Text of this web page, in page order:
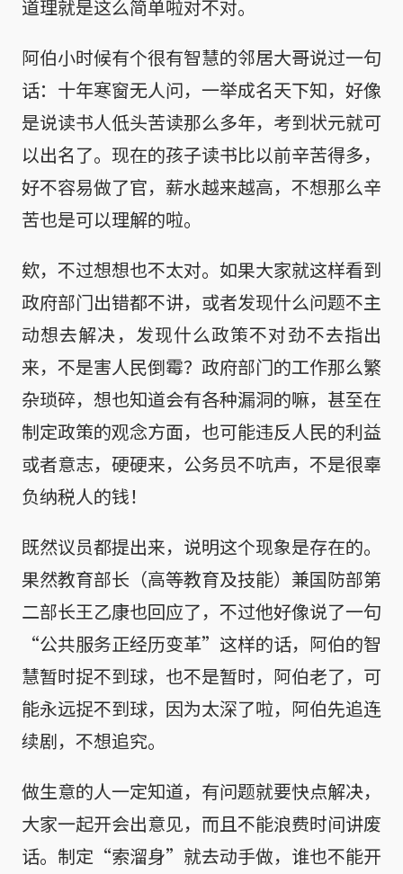
道理就是这么简单啦对不对。
阿伯小时候有个很有智慧的邻居大哥说过一句
话：十年寒窗无人问，一举成名天下知，好像
是说读书人低头苦读那么多年，考到状元就可
以出名了。现在的孩子读书比以前辛苦得多，
好不容易做了官，薪水越来越高，不想那么辛
苦也是可以理解的啦。
欸，不过想想也不太对。如果大家就这样看到
政府部门出错都不讲，或者发现什么问题不主
动想去解决，发现什么政策不对劲不去指出
来，不是害人民倒霉？政府部门的工作那么繁
杂琐碎，想也知道会有各种漏洞的嘛，甚至在
制定政策的观念方面，也可能违反人民的利益
或者意志，硬硬来，公务员不吭声，不是很辜
负纳税人的钱！
既然议员都提出来，说明这个现象是存在的。
果然教育部长（高等教育及技能）兼国防部第
二部长王乙康也回应了，不过他好像说了一句
“公共服务正经历变革”这样的话，阿伯的智
慧暂时捉不到球，也不是暂时，阿伯老了，可
能永远捉不到球，因为太深了啦，阿伯先追连
续剧，不想追究。
做生意的人一定知道，有问题就要快点解决，
大家一起开会出意见，而且不能浪费时间讲废
话。制定“索溜身”就去动手做，谁也不能开